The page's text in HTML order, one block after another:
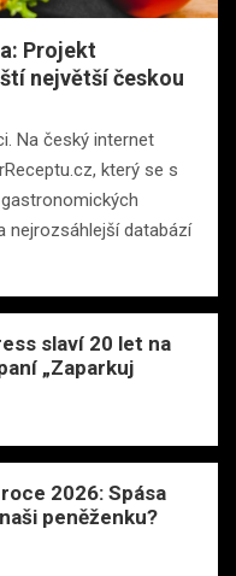
Projekt
největší českou
Na český internet
který se s
nejrozsáhlejší databází
slaví 20 let na
„Zaparkuj
2026: Spása
peněženku?